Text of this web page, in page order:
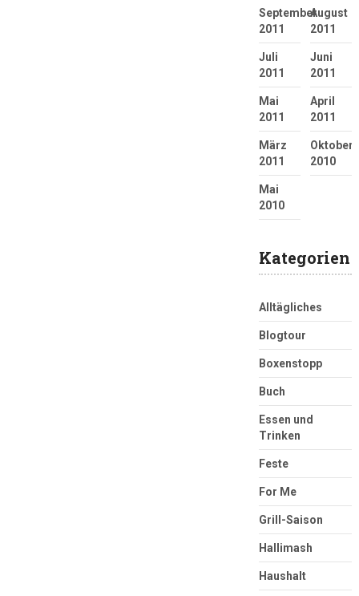
September
2011
August
2011
Juli
2011
Juni
2011
Mai
2011
April
2011
März
2011
Oktober
2010
Mai
2010
Kategorien
Alltägliches
Blogtour
Boxenstopp
Buch
Essen und
Trinken
Feste
For Me
Grill-Saison
Hallimash
Haushalt